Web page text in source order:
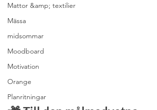
Mattor &amp; textilier
Mässa
midsommar
Moodboard
Motivation
Orange
Planritningar